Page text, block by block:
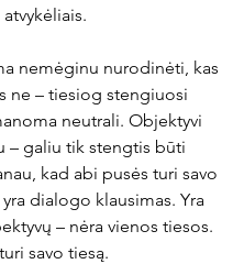
nemėginu nurodinėti, kas
ne – tiesiog stengiuosi
neutrali. Objektyvi
– galiu tik stengtis būti
kad abi pusės turi savo
dialogo klausimas. Yra
– nėra vienos tiesos.
savo tiesą.